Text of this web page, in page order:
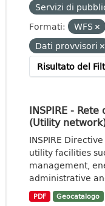
Servizi di
Formati:
WFS
Dati provvisori
Risultato del
INSPIRE -
(Utility
INSPIRE
utility facilities
management,
administrative
PDF Geocatalogo